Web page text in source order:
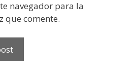
navegador para la
que comente.